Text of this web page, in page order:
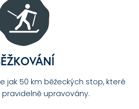
jak 50 km běžeckých stop, které
pravidelně upravovány.